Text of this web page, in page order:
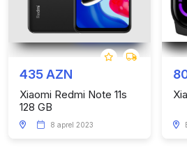
435 AZN
Xiaomi Redmi Note 11s
128 GB
8 aprel 2023